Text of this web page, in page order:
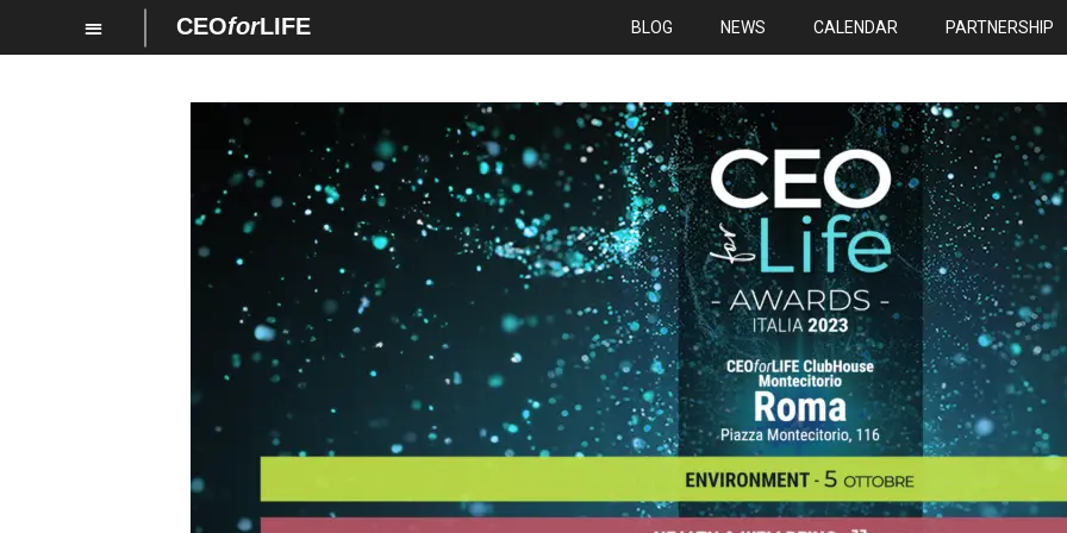
CEOforLIFE BLOG NEWS CALENDAR PARTNERSHIP